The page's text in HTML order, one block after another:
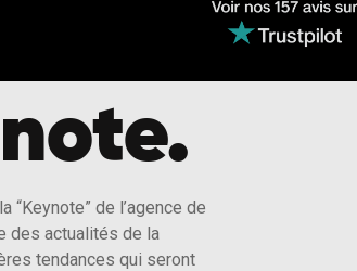
de l’agence de
des actualités de la
tendances qui seront